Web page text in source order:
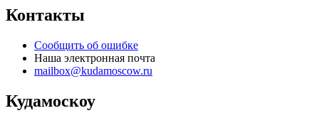
Контакты
Сообщить об ошибке
Наша электронная почта
mailbox@kudamoscow.ru
Кудамоскоу